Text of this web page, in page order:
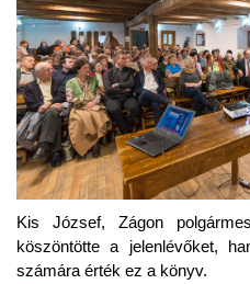
Kis József, Zágon
köszöntötte a jelenlévőket,
számára érték ez a könyv.